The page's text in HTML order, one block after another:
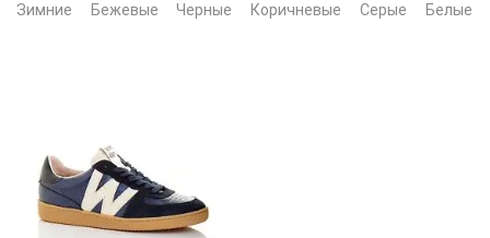
Зимние
Бежевые Черные Коричневые Серые Белые